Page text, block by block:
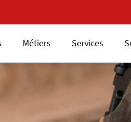
Métiers Services